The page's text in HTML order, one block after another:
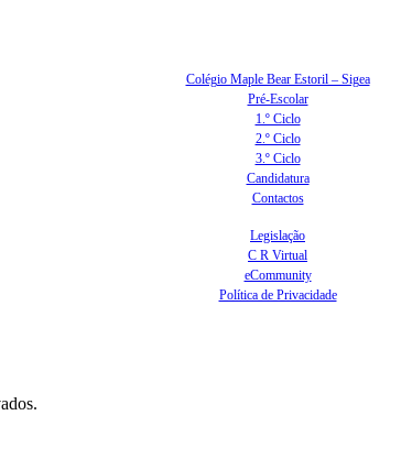
Colégio Maple Bear Estoril – Sigea
Pré-Escolar
1.º Ciclo
2.º Ciclo
3.º Ciclo
Candidatura
Contactos
Legislação
C R Virtual
eCommunity
Política de Privacidade